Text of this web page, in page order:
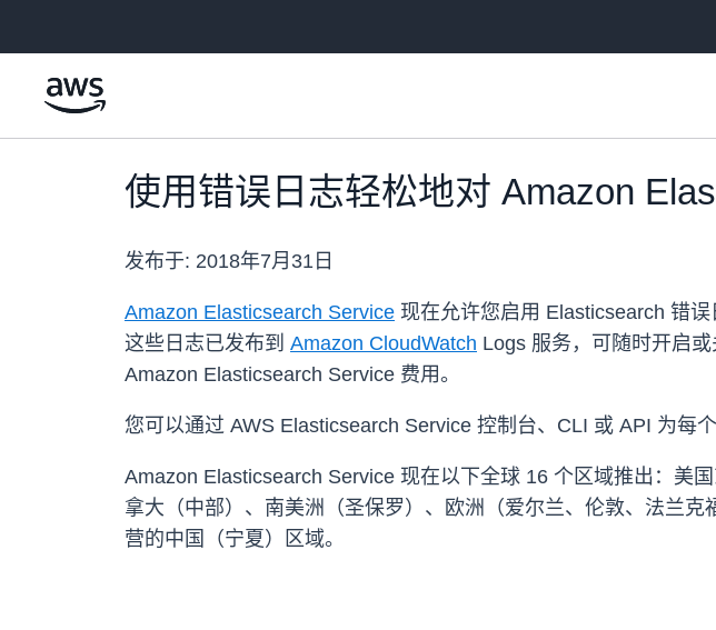
使用错误日志轻松地对 Amazon
发布于: 2018年7月31日
Amazon Elasticsearch Service 现在允许您启用 Elasticsearch 错
这些日志已发布到 Amazon CloudWatch Logs 服务，可随时开启
Amazon Elasticsearch Service 费用。
您可以通过 AWS Elasticsearch Service 控制台、CLI 或 API 为每
Amazon Elasticsearch Service 现在以下全球 16 个区域推出：美
拿大（中部）、南美洲（圣保罗）、欧洲（爱尔兰、伦敦、法兰
营的中国（宁夏）区域。